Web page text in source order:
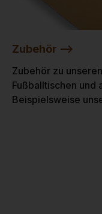
Zubehör -->
Zubehör zu
Fußballtischen und
Beispielsweise